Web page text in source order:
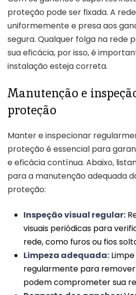
proteção pode ser fixada. A
uniformemente e presa aos
segura. Qualquer folga na rede
sua eficácia, por isso, é
instalação esteja correta.
Manutenção e
proteção
Manter e inspecionar
proteção é essencial para
e eficácia contínua. Abaixo,
para a manutenção adequada
proteção:
Inspeção visual regular:
visuais periódicas para
rede, como furos ou fios
Limpeza adequada:
regularmente para
podem comprometer sua